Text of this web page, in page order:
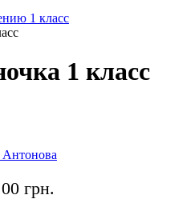
1 класс
1 класс
грн.